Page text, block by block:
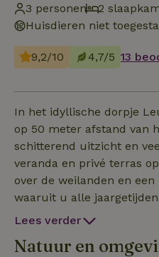
3 personen
2
Huisdieren niet
9,2/10 4,7/5 13
In het idyllische dorpje
op 50 meter afstand van
schitterend uitzicht en
veranda en privé terras
over de weilanden en
waaruit u alle
zomermaanden biedt de
verwarmd. Het chalet is
Lees verder
Natuur en